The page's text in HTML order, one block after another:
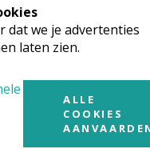
Eucharistie
Eucharistie
Eucharistie
dat we je advertenties
laten zien.
ALLE
COOKIES